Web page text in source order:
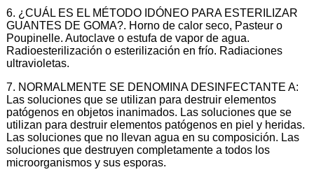
6. ¿CUÁL ES EL MÉTODO IDÓNEO PARA ESTERILIZAR
GUANTES DE GOMA?. Horno de calor seco, Pasteur o
Poupinelle. Autoclave o estufa de vapor de agua.
Radioesterilización o esterilización en frío. Radiaciones
ultravioletas.
7. NORMALMENTE SE DENOMINA DESINFECTANTE A:
Las soluciones que se utilizan para destruir elementos
patógenos en objetos inanimados. Las soluciones que se
utilizan para destruir elementos patógenos en piel y heridas.
Las soluciones que no llevan agua en su composición. Las
soluciones que destruyen completamente a todos los
microorganismos y sus esporas.